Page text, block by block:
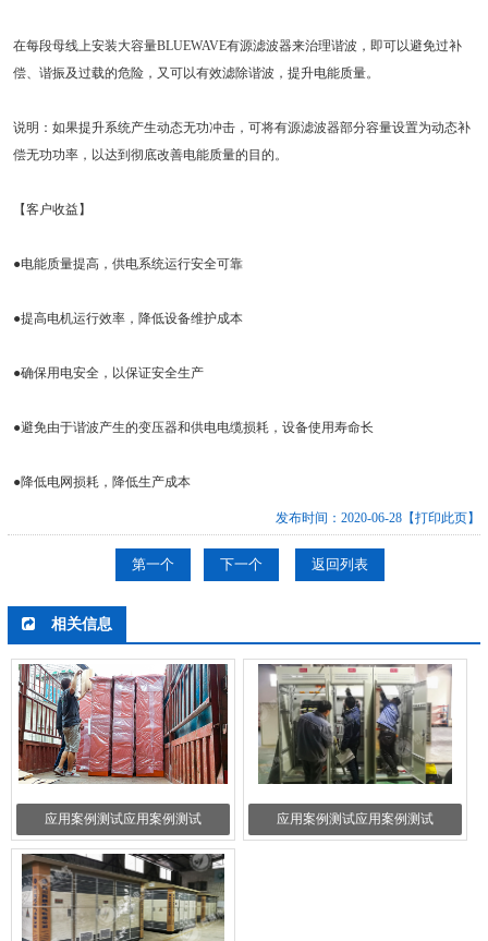
在每段母线上安装大容量BLUEWAVE有源滤波器来治理谐波，即可以避免过补
偿、谐振及过载的危险，又可以有效滤除谐波，提升电能质量。
说明：如果提升系统产生动态无功冲击，可将有源滤波器部分容量设置为动态补
偿无功功率，以达到彻底改善电能质量的目的。
【客户收益】
●电能质量提高，供电系统运行安全可靠
●提高电机运行效率，降低设备维护成本
●确保用电安全，以保证安全生产
●避免由于谐波产生的变压器和供电电缆损耗，设备使用寿命长
●降低电网损耗，降低生产成本
发布时间：2020-06-28 【打印此页】
第一个 下一个 返回列表
相关信息
应用案例测试应用案例测试 应用案例测试应用案例测试